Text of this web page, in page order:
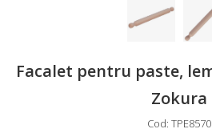
Facalet pentru paste,
Zokura
Cod: TPE8570